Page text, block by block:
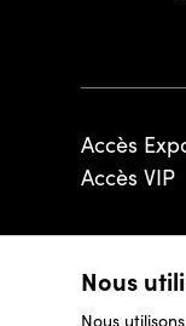
Nous
Nous
Accès
Accès VIP
© 2026 -